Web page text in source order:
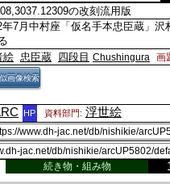
の改刻流用版
年7月中村座「仮名手本忠臣蔵」
絵 忠臣蔵 四段目 Chushingura 画
画像検索
HP 資料部門: 浮世絵
続き物・組み物